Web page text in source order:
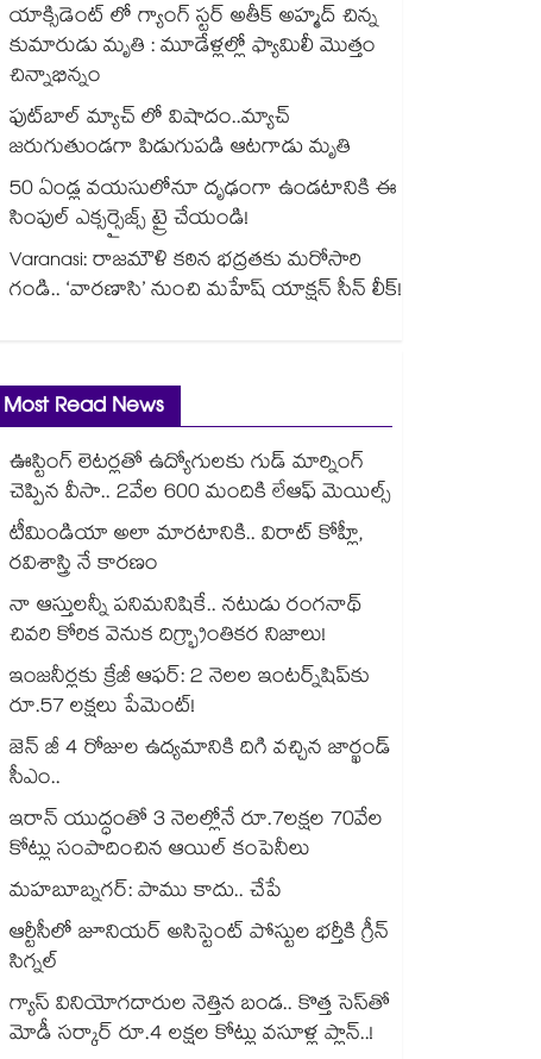
యాక్సిడెంట్ లో గ్యాంగ్ స్టర్ అతీక్ అహ్మద్ చిన్న
కుమారుడు మృతి : మూడేళ్లల్లో ఫ్యామిలీ మొత్తం
చిన్నాభిన్నం
ఫుట్‌బాల్ మ్యాచ్ లో విషాదం..మ్యాచ్
జరుగుతుండగా పిడుగుపడి ఆటగాడు మృతి
50 ఏండ్ల వయసులోనూ దృఢంగా ఉండటానికి ఈ
సింపుల్ ఎక్సర్సైజ్స్ ట్రై చేయండి!
Varanasi: రాజమౌళి కఠిన భద్రతకు మరోసారి
గండి.. ‘వారణాసి’ నుంచి మహేష్ యాక్షన్ సీన్ లీక్!
Most Read News
ఊస్టింగ్ లెటర్లతో ఉద్యోగులకు గుడ్ మార్నింగ్
చెప్పిన వీసా.. 2వేల 600 మందికి లేఆఫ్ మెయిల్స్
టీమిండియా అలా మారటానికి.. విరాట్ కోహ్లీ,
రవిశాస్త్రి నే కారణం
నా ఆస్తులన్నీ పనిమనిషికే.. నటుడు రంగనాథ్
చివరి కోరిక వెనుక దిగ్భ్రాంతికర నిజాలు!
ఇంజనీర్లకు క్రేజీ ఆఫర్: 2 నెలల ఇంటర్న్‌షిప్‌కు
రూ.57 లక్షలు పేమెంట్!
జెన్ జీ 4 రోజుల ఉద్యమానికి దిగి వచ్చిన జార్ఖండ్
సీఎం..
ఇరాన్ యుద్ధంతో 3 నెలల్లోనే రూ.7లక్షల 70వేల
కోట్లు సంపాదించిన ఆయిల్ కంపెనీలు
మహబూబ్నగర్: పాము కాదు.. చేపే
ఆర్టీసీలో జూనియర్ అసిస్టెంట్‌‌ పోస్టుల భర్తీకి గ్రీన్‌‌
సిగ్నల్
గ్యాస్ వినియోగదారుల నెత్తిన బండ.. కొత్త సెస్‌తో
మోడీ సర్కార్ రూ.4 లక్షల కోట్లు వసూళ్ల ప్లాన్..!